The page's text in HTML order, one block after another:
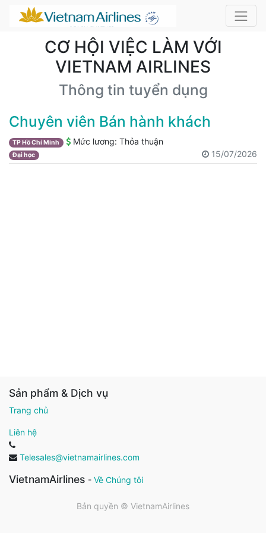
CƠ HỘI VIỆC LÀM VỚI
VIETNAM AIRLINES
Thông tin tuyển dụng
Chuyên viên Bán hành khách
TP Hồ Chí Minh Mức lương: Thỏa thuận
Đại học 15/07/2026
Sản phẩm & Dịch vụ
Trang chủ
Liên hệ
Telesales@vietnamairlines.com
VietnamAirlines - Về Chúng tôi
Bản quyền © VietnamAirlines